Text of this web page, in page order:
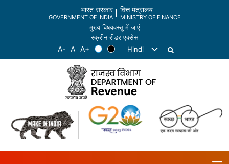
भारत सरकार
GOVERNMENT OF INDIA
वित्त मंत्रालय
MINISTRY OF FINANCE
मुख्य विषयवस्तु में जाएं
स्क्रीन रीडर एक्सेस
Hindi
List additional actions